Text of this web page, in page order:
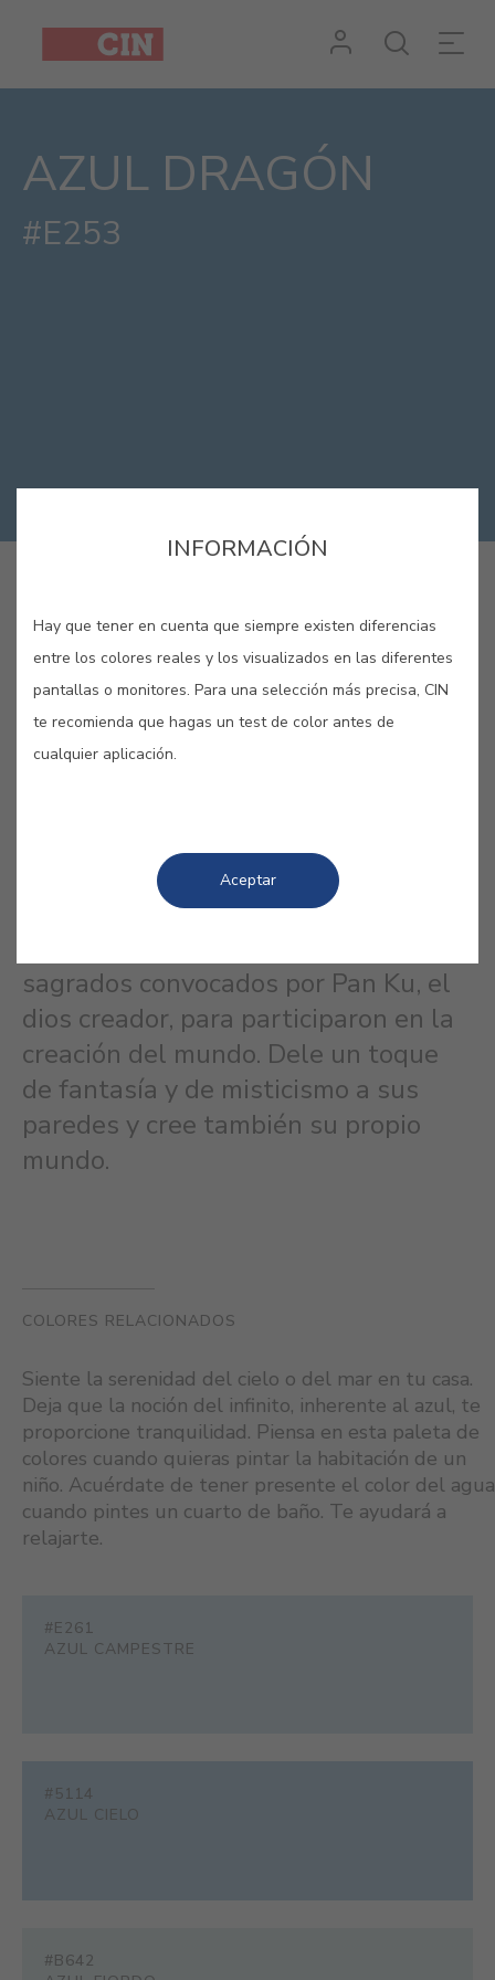
AZUL DRAGÓN
#E253
Según la mitología china, el dragón
sagrados convocados por Pan Ku, el
dios creador, para participaron en la
creación del mundo. Dele un toque
de fantasía y de misticismo a sus
paredes y cree también su propio
mundo.
COLORES RELACIONADOS
Siente la serenidad del cielo o del mar en tu casa.
Deja que la noción del infinito, inherente al azul, te
proporcione tranquilidad. Piensa en esta paleta de
colores cuando quieras pintar la habitación de un
niño. Acuérdate de tener presente el color del agua
cuando pintes un cuarto de baño. Te ayudará a
relajarte.
#E261
AZUL CAMPESTRE
#5114
AZUL CIELO
#B642
INFORMACIÓN
Hay que tener en cuenta que siempre existen diferencias
entre los colores reales y los visualizados en las diferentes
pantallas o monitores. Para una selección más precisa, CIN
te recomienda que hagas un test de color antes de
cualquier aplicación.
Aceptar